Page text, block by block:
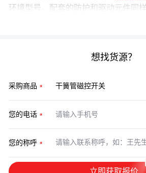
环境型号。配套的防护和驱动元件同
想找货源？
采购商品
您的电话
您的称呼
立即获取报价